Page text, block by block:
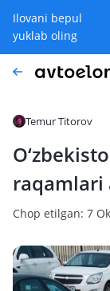
Ilovani bepul
yuklab oling
Temur Titorov
raqamlari
Chop etilgan: 7